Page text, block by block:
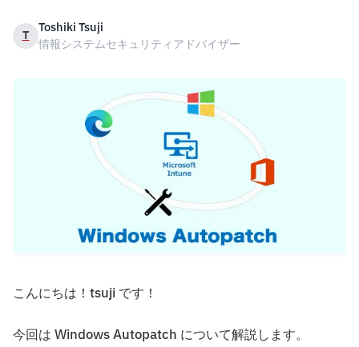
T Toshiki Tsuji
情報システムセキュリティアドバイザー
こんにちは！tsuji です！
今回は Windows Autopatch について解説します。